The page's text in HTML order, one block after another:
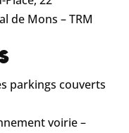
de Mons – TRM
parkings couverts
voirie –